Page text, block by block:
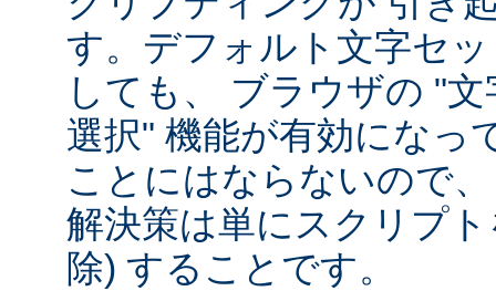
す。デフォルト文字セ
しても、 ブラウザの "
選択" 機能が有効になっ
ことにはならないので
解決策は単にスクリプ
除) することです。